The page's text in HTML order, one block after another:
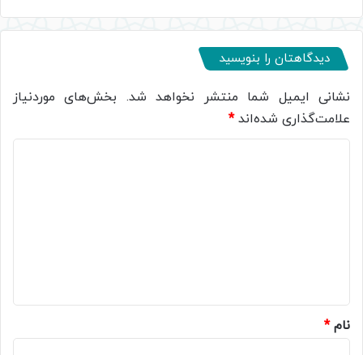
دیدگاهتان را بنویسید
نشانی ایمیل شما منتشر نخواهد شد. بخش‌های موردنیاز
علامت‌گذاری شده‌اند*
نام*